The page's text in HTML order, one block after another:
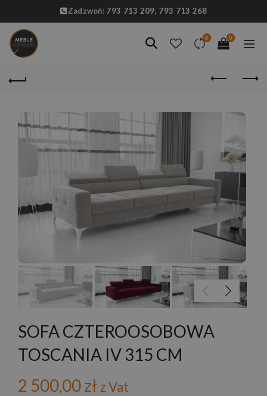
Zadzwoń: 793 713 209, 793 713 268
0 0
SOFA CZTEROOSOBOWA
TOSCANIA IV 315 CM
2 500,00zł z Vat